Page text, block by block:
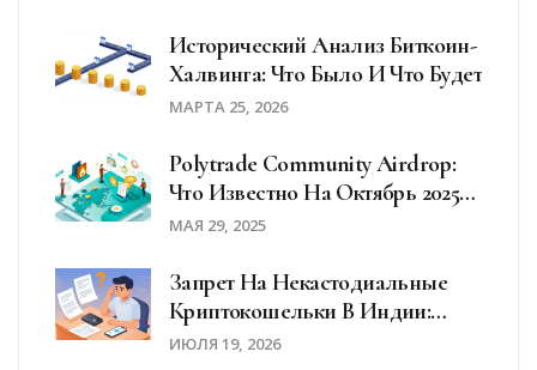
Исторический Анализ Биткоин-
Халвинга: Что Было И Что Будет
МАРТА 25, 2026
Polytrade Community Airdrop:
Что Известно На Октябрь 2025
Года
МАЯ 29, 2025
Запрет На Некастодиальные
Криптокошельки В Индии:
Миф Или Реальность? Разбор
ИЮЛЯ 19, 2026